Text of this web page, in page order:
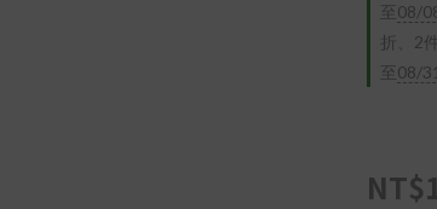
至 08/
折、2
至 08/